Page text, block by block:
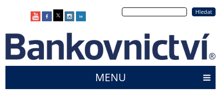
Hledat
menu
MENU